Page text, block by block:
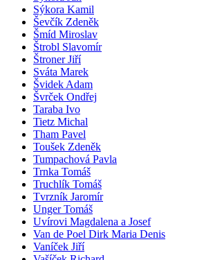
Sýkora Kamil
Ševčík Zdeněk
Šmíd Miroslav
Štrobl Slavomír
Štroner Jiří
Sváta Marek
Švidek Adam
Švrček Ondřej
Taraba Ivo
Tietz Michal
Tham Pavel
Toušek Zdeněk
Tumpachová Pavla
Trnka Tomáš
Truchlík Tomáš
Tvrzník Jaromír
Unger Tomáš
Uvírovi Magdalena a Josef
Van de Poel Dirk Maria Denis
Vaníček Jiří